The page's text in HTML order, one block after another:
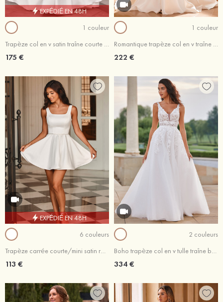
EXPÉDIÉ EN 48H
1 couleur
Trapèze col en v satin traîne courte robe de mariée avec plissé
175 €
1 couleur
Romantique trapèze col en v traîne cour satin robe de mariée
222 €
EXPÉDIÉ EN 48H
6 couleurs
Trapèze carrée courte/mini satin robe de mariée
113 €
2 couleurs
Boho trapèze col en v tulle traîne balayage robe de mariée
334 €